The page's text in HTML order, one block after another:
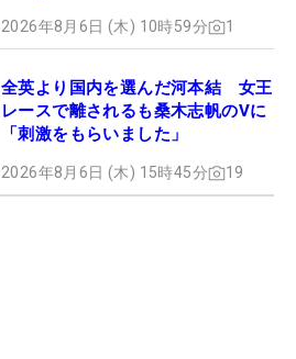
2026年8月6日 (木) 10時59分 1
全英より国内を選んだ河本結 女王
レースで離されるも桑木志帆のVに
「刺激をもらいました」
2026年8月6日 (木) 15時45分 19